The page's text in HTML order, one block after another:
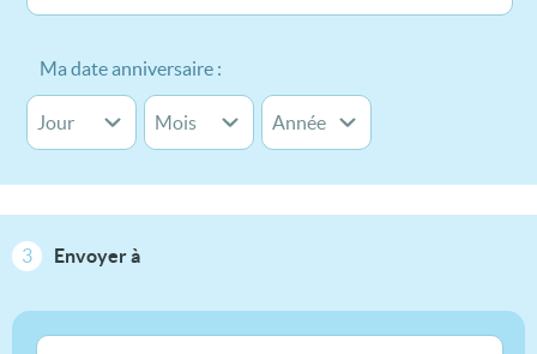
Ma date anniversaire :
3 Envoyer à